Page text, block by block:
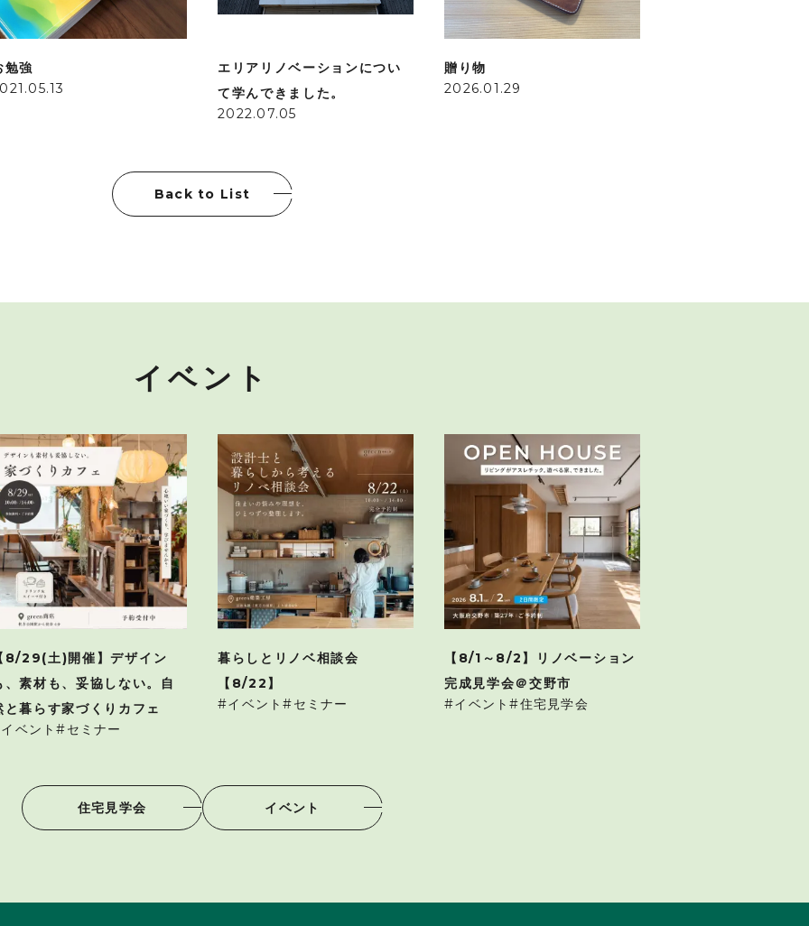
勉強
エリアリノベーションについ
て学んできました。
2022.07.05
贈り物
2026.01.29
Back to List
イベント
8/29(土)開催】デザイン
、素材も、妥協しない。自
と暮らす家づくりカフェ
イベント
セミナー
暮らしとリノベ相談会
【8/22】
イベント
セミナー
【8/1～8/2】リノベーション
完成見学会＠交野市
イベント
住宅見学会
住宅見学会 イベント